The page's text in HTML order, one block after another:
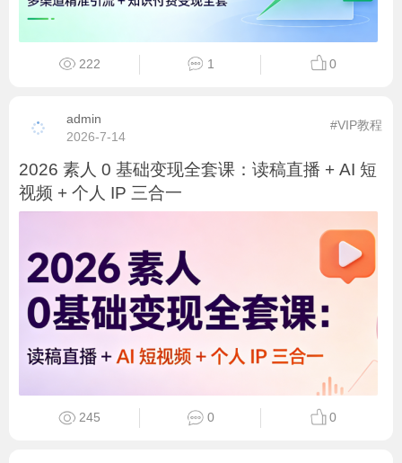
222 1 0
admin
2026-7-14
#VIP教程
2026 素人 0 基础变现全套课：读稿直播 + AI 短
视频 + 个人 IP 三合一
245 0 0